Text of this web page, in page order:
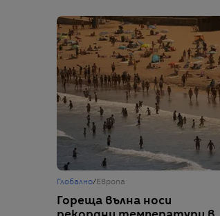
Глобално/Европа
Гореща вълна носи